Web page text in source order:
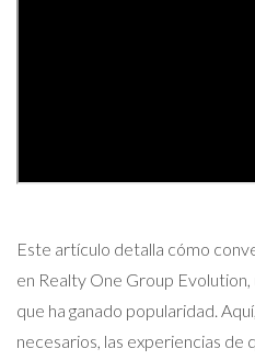
Este artículo detalla cómo
en Realty One Group
que ha ganado popularidad.
necesarios, las experiencias de